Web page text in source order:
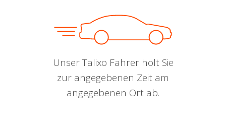
Unser Talixo Fahrer holt Sie
zur angegebenen Zeit am
angegebenen Ort ab.